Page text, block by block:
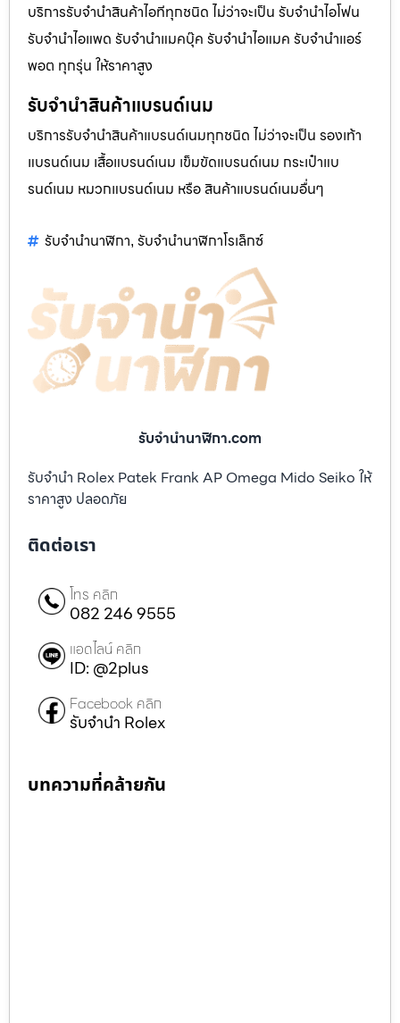
บริการรับจำนำสินค้าไอทีทุกชนิด ไม่ว่าจะเป็น รับจำนำไอโฟน
รับจำนำไอแพด รับจำนำแมคบุ๊ค รับจำนำไอแมค รับจำนำแอร์
พอต ทุกรุ่น ให้ราคาสูง
รับจำนำสินค้าแบรนด์เนม
บริการรับจำนำสินค้าแบรนด์เนมทุกชนิด ไม่ว่าจะเป็น รองเท้า
แบรนด์เนม เสื้อแบรนด์เนม เข็มขัดแบรนด์เนม กระเป๋าแบ
รนด์เนม หมวกแบรนด์เนม หรือ สินค้าแบรนด์เนมอื่นๆ
รับจำนำนาฬิกา, รับจำนำนาฬิกาโรเล็กซ์
รับจํานํานาฬิกา.com
รับจำนำ Rolex Patek Frank AP Omega Mido Seiko ให้
ราคาสูง ปลอดภัย
ติดต่อเรา
โทร คลิก
082 246 9555
แอดไลน์ คลิก
ID: @2plus
Facebook คลิก
รับจำนำ Rolex
บทความที่คล้ายกัน